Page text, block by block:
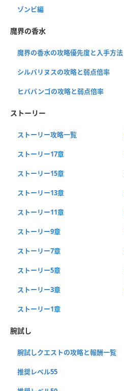
ゾンビ編
魔界の香水
魔界の香水の攻略優先度と入手方法
シルバリヌスの攻略と弱点倍率
ヒババンゴの攻略と弱点倍率
ストーリー
ストーリー攻略一覧
ストーリー17章
ストーリー15章
ストーリー13章
ストーリー11章
ストーリー9章
ストーリー7章
ストーリー5章
ストーリー3章
ストーリー1章
腕試し
腕試しクエストの攻略と報酬一覧
推奨レベル55